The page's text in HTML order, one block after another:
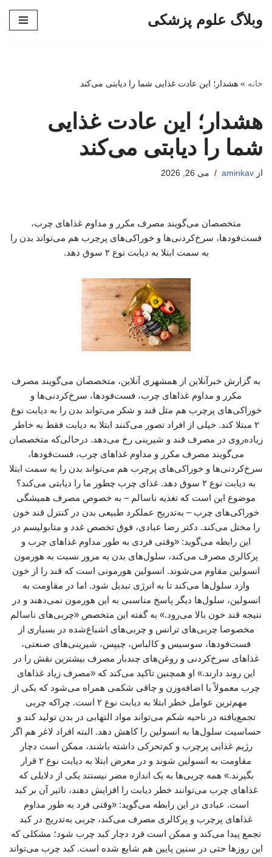
وبلاگ علوم پزشکی
خانه » هشدار؛ این عادت غذایی شما را دیابتی می‌کند
هشدار؛ این عادت غذایی
شما را دیابتی می‌کند
از aminkav می 26, 2026
متخصصان می‌گویند مصرف مکرر و مداوم غذاهای چرب،
فست‌فودها، سرخ‌کردنی‌ها و خوراکی‌های پرچرب هم می‌تواند بدن را
به سمت ابتلا به دیابت نوع ۲ سوق دهد.
به گزارش خبرآنلاین از همشهری آنلاین، متخصصان می‌گویند مصرف
مکرر و مداوم غذاهای چرب، فست‌فودها، سرخ‌کردنی‌ها و
خوراکی‌های پرچرب هم مثل قند و شکر می‌تواند بدن را به دیابت نوع
۲ مبتلا کند. خیلی از افراد تصور می‌کنند ابتلا به دیابت فقط به خاطر
زیاده‌روی در مصرف قند و شیرینی رخ می‌دهد. درحالی‌که متخصصان
می‌گویند مصرف مکرر و مداوم غذاهای چرب، فست‌فودها،
سرخ‌کردنی‌ها و خوراکی‌های پرچرب هم می‌تواند بدن را به سمت ابتلا
به دیابت نوع ۲ سوق دهد. غذای چرب چطور ما را دیابتی می‌کند؟
موضوع این است که تغذیه ناسالم – به خصوص مصرف همیشگی
خوراکی‌های چرب – به‌تدریج عملکرد طبیعی بدن در کنترل قند خون
را مختل می‌کند. دکتر رضا عبادی، فوق تخصص غدد و متابولیسم در
این رابطه می‌گوید: «وقتی فردی به‌ طور مداوم غذاهای چرب و
پرکالری مصرف می‌کند، سلول‌های بدن به ‌مرور نسبت به هورمون
انسولین مقاوم می‌شوند. انسولین هورمونی است که قند را از خون
وارد سلول‌ها می‌کند تا به انرژی تبدیل شود. اما در مقاومت به
انسولین، سلول‌ها دیگر پاسخ مناسبی به این هورمون نمی‌دهند و در
نتیجه قند خون بالا می‌رود.» به گفته این متخصص «چربی‌های ناسالم
مخصوصا چربی‌های ترانس و چربی‌های اشباع‌شده در بسیاری از
فست‌فودها، سوسیس و کالباس، چیپس، شیرینی‌های صنعتی،
غذاهای سرخ‌کردنی و روغن‌های چندبار مصرف بیشترین نقش را در
این روند دارند.» او همچنین تاکید می‌کند که «مصرف زیاد غذاهای
چرب معمولاً با اضافه‌وزن و چاقی شکمی همراه می‌شود که یکی از
مهم‌ترین عوامل خطر ابتلا به دیابت نوع ۲ است. چراکه چربی
تجمع‌یافته در ناحیه شکم می‌تواند مواد التهابی در بدن تولید کند و
حساسیت سلول‌ها به انسولین را کاهش دهد. البته افراد لاغر هم اگر
رژیم غذایی پرچرب و کم‌تحرکی داشته باشند، ممکن است دچار
مقاومت به انسولین شوند و در معرض ابتلا به دیابت نوع ۲ قرار
بگیرند.» همه چربی‌ها به یک اندازه مضر نیستند یکی از دلایلی که
غذاهای چرب می‌توانند خطر دیابت را افزایش دهند، تاثیر آن بر کبد
است. عبادی در این رابطه می‌گوید: «وقتی فرد به‌ طور مداوم
غذاهای پرچرب و پرکالری مصرف می‌کند، چربی به‌تدریج در کبد
تجمع پیدا می‌کند و ممکن است فرد دچار کبد چرب شود؛ مشکلی که
این روزها حتی در سنین پایین هم شایع شده است. کبد چرب می‌تواند